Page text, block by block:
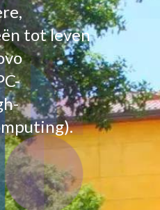
tot leven